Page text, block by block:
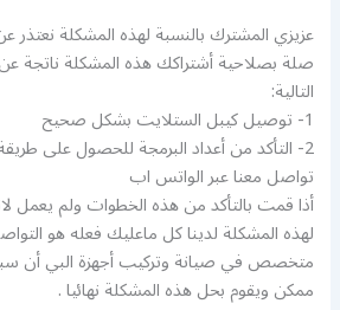
عزيزي المشترك بالنسبة لهذه المشكلة نعتذر
صلة بصلاحية أشتراكك هذه المشكلة ناتجة
التالية:
1- توصيل كيبل الستلايت بشكل صحيح
2- التأكد من أعداد البرمجة للحصول على
تواصل معنا عبر الواتس اب
أذا قمت بالتأكد من هذه الخطوات ولم يعمل
لهذه المشكلة لدينا كل ماعليك فعله هو
متخصص في صيانة وتركيب أجهزة البي أن
ممكن ويقوم بحل هذه المشكلة نهائيا .